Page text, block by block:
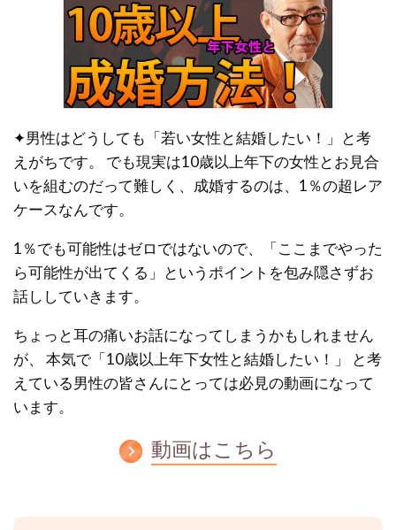
✦男性はどうしても「若い女性と結婚したい！」と考
えがちです。
でも現実は10歳以上年下の女性とお見合
いを組むのだって難しく、成婚するのは、1％の超レア
ケースなんです。
1％でも可能性はゼロではないので、「ここまでやった
ら可能性が出てくる」というポイントを包み隠さずお
話ししていきます。
ちょっと耳の痛いお話になってしまうかもしれません
が、
本気で「10歳以上年下女性と結婚したい！」
と考
えている男性の皆さんにとっては必見の動画になって
います。
動画はこちら